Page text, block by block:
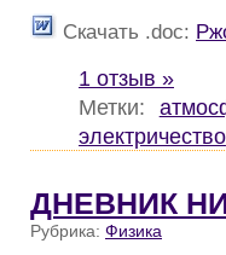
Скачать .doc:
1 отзыв »
Метки:
электричество
ДНЕВНИК
Рубрика: Физика